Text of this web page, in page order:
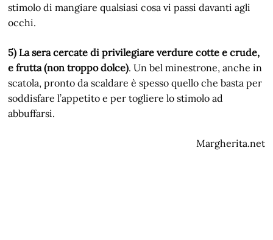
stimolo di mangiare qualsiasi cosa vi passi davanti agli
occhi.
5) La sera cercate di privilegiare verdure cotte e crude,
e frutta (non troppo dolce). Un bel minestrone, anche in
scatola, pronto da scaldare è spesso quello che basta per
soddisfare l’appetito e per togliere lo stimolo ad
abbuffarsi.
Margherita.net